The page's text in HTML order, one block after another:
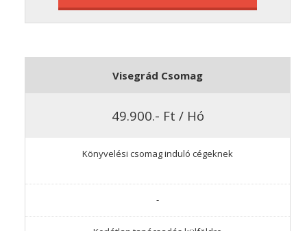
Visegrád Csomag
49.900.- Ft / Hó
Könyvelési csomag induló cégeknek
-